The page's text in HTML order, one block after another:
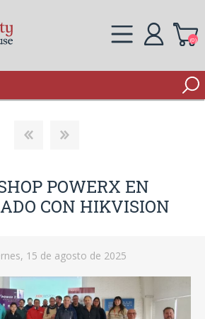
(0)
POWERX EN
CON HIKVISION
15 de agosto de 2025